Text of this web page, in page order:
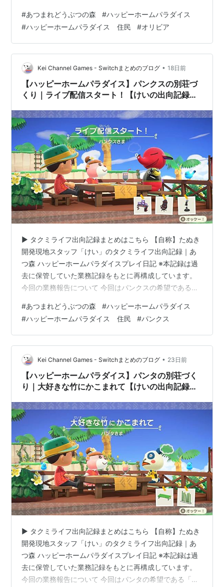
別荘づくりを進めています。 今回の業務報告では、 別荘
をつくる場所にＦ－７を選択した理由。 しきりかべを使
い、別の役割を持たせるレイアウトの考え方。 完成後に
感じた改善点。 などを紹介します。 今回、指定された家
具は以下のもので、配置はこのようになりました。 アン
ティークなベッド（室内に配…
#あつまれどうぶつの森 #ハッピーホームパラダイス
#ハッピーホームパラダイス 住民 #オリビア
Kei Channel Games - Switchまとめのブログ • 18日前
【ハッピーホームパラダイス】パンクスの別荘づ
くり｜ライブ配信スタート！【けいの出向記録
▶ タクミライフ出向記録まとめはこちら 【自称】たぬき
開発現地スタッフ「けい」のタクミライフ出向記録｜あ
つ森 ハッピーホームパラダイスプレイ日記 ※本記録は過
去に保管していた業務記録をもとに再構成しています。
今回の業務報告について 今回はパンクスの希望である
を進めています。 今回の業務報告では、 別荘をつくる場
所にＥ－４を選択した理由。 指定家具が１か所に集まる
テーマのレイアウトの考え方。 完成後に感じた改善点。
などを紹介します。 今回、指定された家具は以下のもの
で、配置はこのようになりました。 ゲーミングデスク
（室内に配置） ゲーミングチ…
#あつまれどうぶつの森 #ハッピーホームパラダイス
#ハッピーホームパラダイス 住民 #パンクス
Kei Channel Games - Switchまとめのブログ • 23日前
【ハッピーホームパラダイス】パンタの別荘づく
り｜大好きな竹にかこまれて【けいの出向記録
▶ タクミライフ出向記録まとめはこちら 【自称】たぬき
開発現地スタッフ「けい」のタクミライフ出向記録｜あ
つ森 ハッピーホームパラダイスプレイ日記 ※本記録は過
去に保管していた業務記録をもとに再構成しています。
今回の業務報告について 今回はパンタの希望である「大